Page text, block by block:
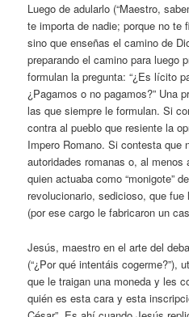
Luego de adularlo (“Maestro,
te importa de nadie; porque no te
sino que enseñas el camino de
preparando el camino para luego
formulan la pregunta: “¿Es lícito
¿Pagamos o no pagamos?” Una
las que siempre le formulan. Si
contra al pueblo que resiente la
Impero Romano. Si contesta que
autoridades romanas o, al menos
quien actuaba como “monigote”
revolucionario, sedicioso, que
(por ese cargo le fabricaron un
Jesús, maestro en el arte del
(“¿Por qué intentáis cogerme?”),
que le traigan una moneda y les
quién es esta cara y esta